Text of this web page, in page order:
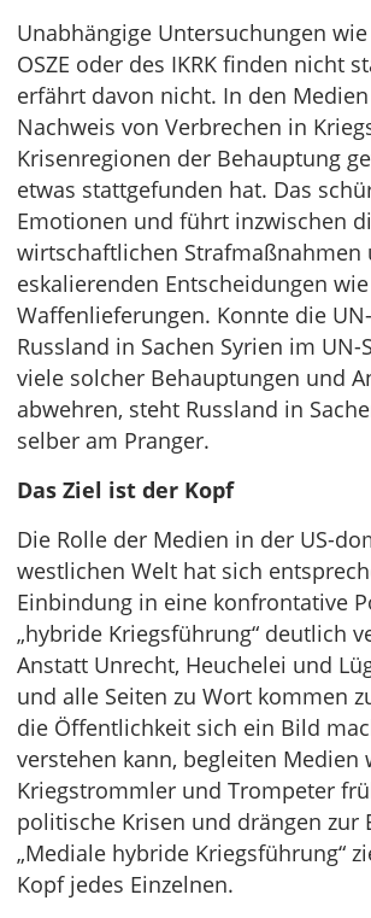
Unabhängige Untersuchungen
OSZE oder des IKRK finden nicht
erfährt davon nicht. In den
Nachweis von Verbrechen in
Krisenregionen der Behauptung
etwas stattgefunden hat. Das
Emotionen und führt inzwischen
wirtschaftlichen Strafmaßnahmen
eskalierenden Entscheidungen wie
Waffenlieferungen. Konnte die
Russland in Sachen Syrien im
viele solcher Behauptungen und
abwehren, steht Russland in
selber am Pranger.
Das Ziel ist der Kopf
Die Rolle der Medien in der US-
westlichen Welt hat sich
Einbindung in eine konfrontative
„hybride Kriegsführung“ deutlich
Anstatt Unrecht, Heuchelei und
und alle Seiten zu Wort kommen
die Öffentlichkeit sich ein Bild
verstehen kann, begleiten Medien
Kriegstrommler und Trompeter
politische Krisen und drängen zur
„Mediale hybride Kriegsführung“
Kopf jedes Einzelnen.